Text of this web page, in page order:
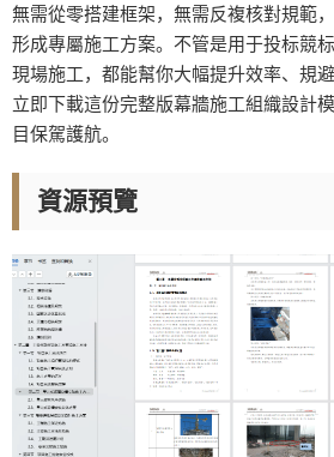
無需從零搭建框架，無需反複核對規範
形成專屬施工方案。不管是用于投标競
現場施工，都能幫你大幅提升效率、規避
立即下載這份完整版幕牆施工組織設計
目保駕護航。
資源預覽